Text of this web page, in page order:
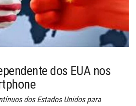
dos EUA nos
dos Estados Unidos para